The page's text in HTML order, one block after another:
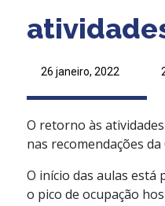
26 janeiro, 2022
O retorno às
nas recomendações
O início das aulas está
o pico de ocupação